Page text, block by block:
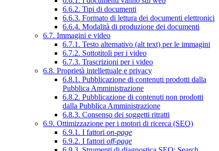
6.6.2. Tipi di documenti
6.6.3. Formato di lettura dei documenti elettronici
6.6.4. Modalità di produzione dei documenti
6.7. Immagini e video
6.7.1. Testo alternativo (alt text) per le immagini
6.7.2. Sottotitoli per i video
6.7.3. Trascrizioni per i video
6.8. Proprietà intellettuale e privacy
6.8.1. Pubblicazione di contenuti prodotti dalla
Pubblica Amministrazione
6.8.2. Pubblicazione di contenuti non prodotti
dalla Pubblica Amministrazione
6.8.3. Consenso dei soggetti ritratti
6.9. Ottimizzazione per i motori di ricerca (SEO)
6.9.1. I fattori on-page
6.9.2. I fattori off-page